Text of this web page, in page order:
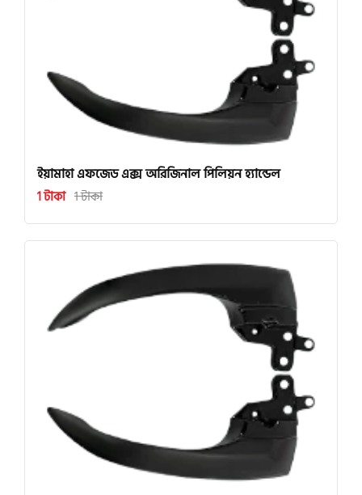
ইয়ামাহা এফজেড এক্স অরিজিনাল পিলিয়ন হ্যান্ডেল
1 টাকা 1 টাকা